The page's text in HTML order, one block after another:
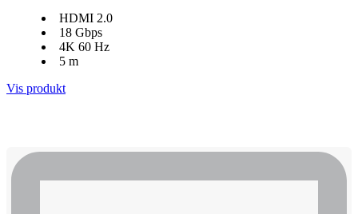
HDMI 2.0
18 Gbps
4K 60 Hz
5 m
Vis produkt